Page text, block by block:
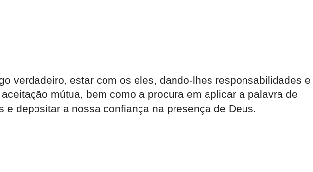
verdadeiro, estar com os eles, dando-lhes responsabilidades e
mútua, bem como a procura em aplicar a palavra de
depositar a nossa confiança na presença de Deus.